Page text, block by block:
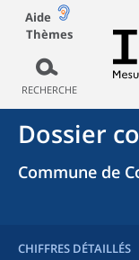
Aide
Thèmes
RECHERCHE
Dossier
Commune de
CHIFFRES DÉTAILLÉS